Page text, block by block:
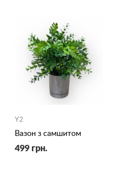
Y2
Вазон з самшитом
499 грн.